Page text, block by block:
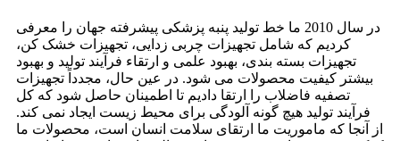
در سال 2010 ما خط تولید پنبه پزشکی پیشرفته جهان را معرفی
کردیم که شامل تجهیزات چربی زدایی، تجهیزات خشک کن،
تجهیزات بسته بندی، بهبود علمی و ارتقاء فرآیند تولید و بهبود
بیشتر کیفیت محصولات می شود. در عین حال، مجدداً تجهیزات
تصفیه فاضلاب را ارتقا دادیم تا اطمینان حاصل شود که کل
فرآیند تولید هیچ گونه آلودگی برای محیط زیست ایجاد نمی کند.
از آنجا که ماموریت ما ارتقای سلامت انسان است، محصولات ما